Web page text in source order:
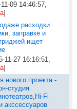
09 14:46:57,
]
расходки
заправке и
ищет
11-27 16:16:51,
]
нового проекта -
студия
Fi
акссессуаров